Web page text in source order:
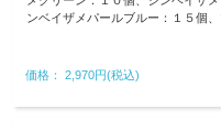
ンベイザメパールブルー：１５個
価格： 2,970円(税込)